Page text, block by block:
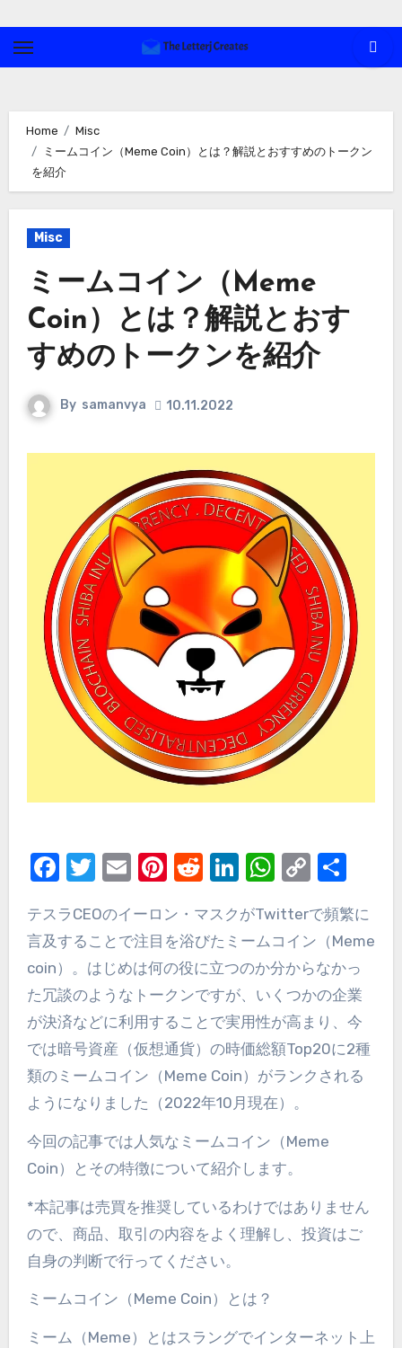
Home
Misc
ミームコイン（Meme Coin）とは？解説とおすすめのトークン
を紹介
Misc
ミームコイン（Meme
Coin）とは？解説とおす
すめのトークンを紹介
By samanvya 10.11.2022
Facebook
Twitter
EmailPinterest
Reddit
LinkedIn
Copy
テスラ CEOのイーロン・マスクがTwitterで頻繁に
言及することで注目を浴びたミームコイン（ Meme
coin ）。はじめは何の役に立つのか分からなかっ
た冗談のようなトークンですが、いくつかの企業
が決済などに利用することで実用性が高まり、今
では暗号資産（仮想通貨）の時価総額Top20に2種
類のミームコイン（ Meme Coin ）がランクされる
ようになりました（ 2022年10 月現在）。
今回の記事では人気なミームコイン（ Meme
Coin ）とその特徴について紹介します。
*本記事は売買を推奨しているわけではありません
ので、商品、取引の内容をよく理解し、投資はご
自身の判断で行ってください。
ミームコイン（ Meme Coin ）とは？
ミーム（ Meme ）とはスラングでインターネット上